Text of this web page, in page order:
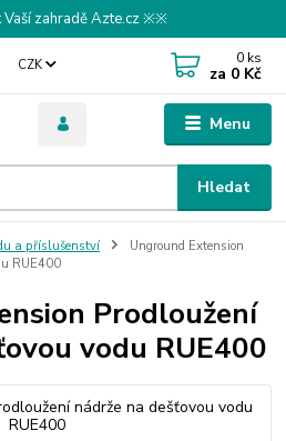
zahradě Azte.cz ※※
Menu
CZK
Hledat
0 ks
za 0 Kč
a příslušenství
Unground Extension
RUE400
Prodloužení
vodu RUE400